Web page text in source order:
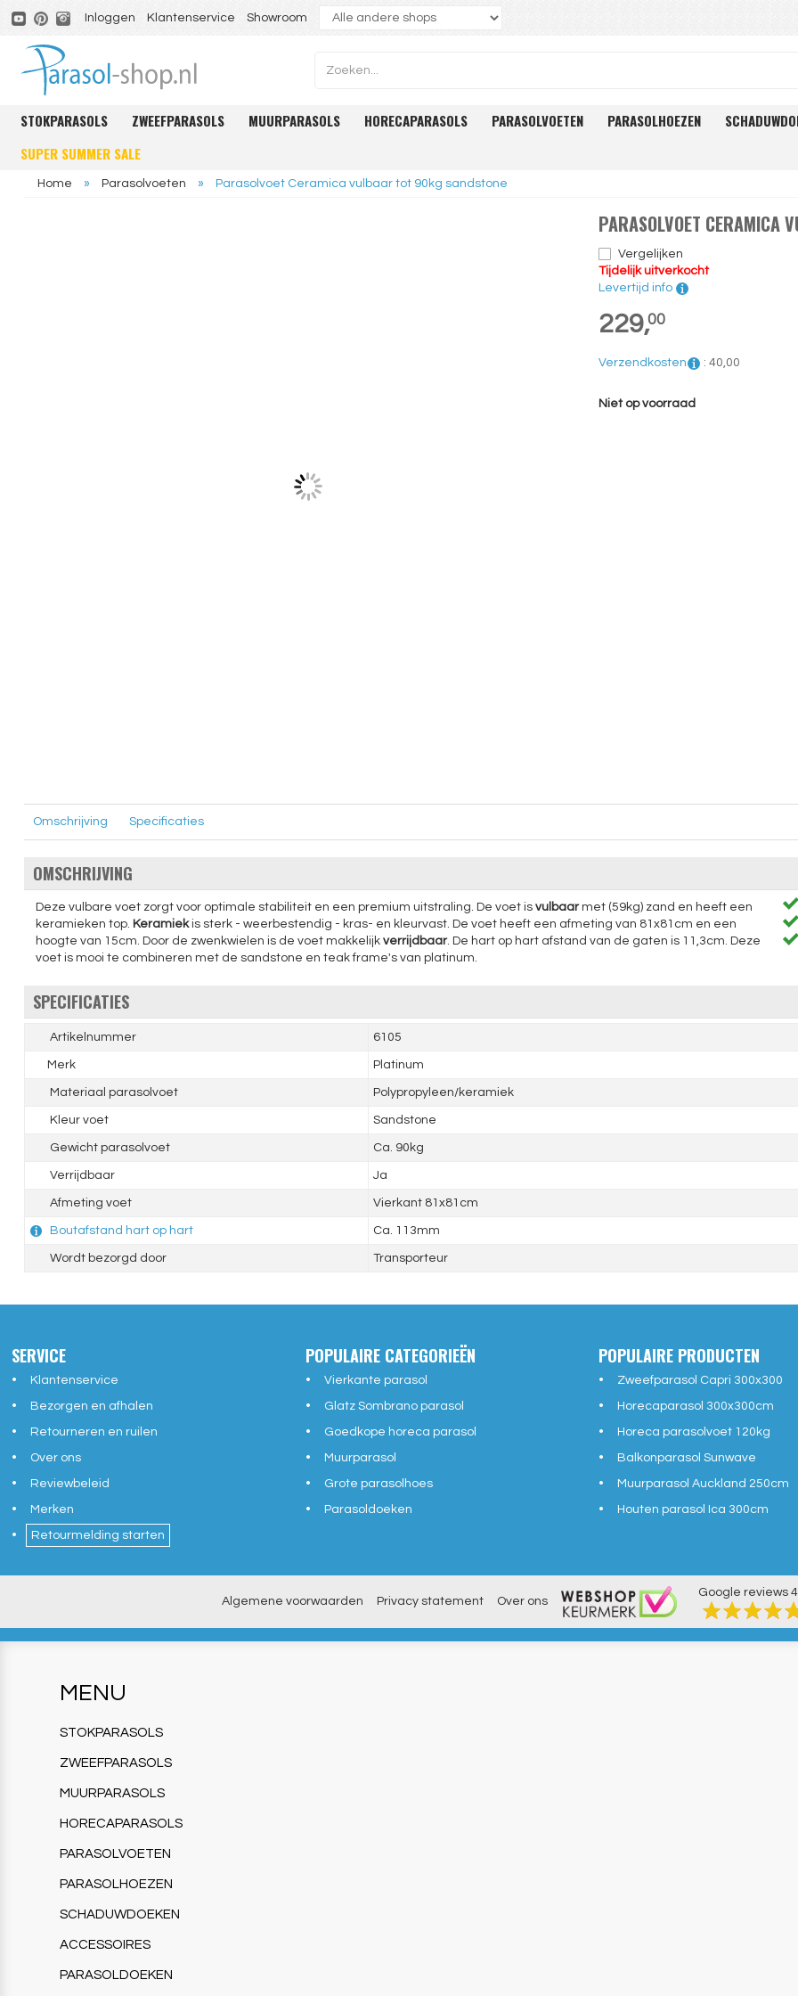
Inloggen Klantenservice Showroom
STOKPARASOLS ZWEEFPARASOLS MUURPARASOLS HORECAPARASOLS PARASOLVOETEN PARASOLHOEZEN
SUPER SUMMER SALE
Home » Parasolvoeten » Parasolvoet Ceramica vulbaar tot 90kg sandstone
PARASOLVOET CERAMICA
Vergelijken
Tijdelijk uitverkocht
Levertijd info
229,00
Verzendkosten : 40,00
Niet op voorraad
Omschrijving Specificaties
OMSCHRIJVING
Deze vulbare voet zorgt voor optimale stabiliteit en een premium uitstraling. De voet is vulbaarmet (59kg) zand en heeft een
keramieken top. Keramiekis sterk - weerbestendig - kras- en kleurvast. De voet heeft een afmeting van 81x81cm en een
hoogte van 15cm. Door de zwenkwielen is de voet makkelijk verrijdbaar. De hart op hart afstand van de gaten is 11,3cm. Deze
voet is mooi te combineren met de sandstone en teak frame's van platinum.
SPECIFICATIES
Artikelnummer 6105
Merk Platinum
Materiaal parasolvoet Polypropyleen/keramiek
Kleur voet Sandstone
Gewicht parasolvoet Ca. 90kg
Verrijdbaar Ja
Afmeting voet Vierkant 81x81cm
Boutafstand hart op hart Ca. 113mm
Wordt bezorgd door Transporteur
SERVICE
Klantenservice
Bezorgen en afhalen
Retourneren en ruilen
Over ons
Reviewbeleid
Merken
Retourmelding starten
POPULAIRE CATEGORIEËN
Vierkante parasol
Glatz Sombrano parasol
Goedkope horeca parasol
Muurparasol
Grote parasolhoes
Parasoldoeken
POPULAIRE PRODUCTEN
Zweefparasol Capri 300x300
Horecaparasol 300x300cm
Horeca parasolvoet 120kg
Balkonparasol Sunwave
Muurparasol Auckland 250cm
Houten parasol Ica 300cm
Algemene voorwaarden Privacy statement Over ons
Google reviews
MENU
STOKPARASOLS
ZWEEFPARASOLS
MUURPARASOLS
HORECAPARASOLS
PARASOLVOETEN
PARASOLHOEZEN
SCHADUWDOEKEN
ACCESSOIRES
PARASOLDOEKEN